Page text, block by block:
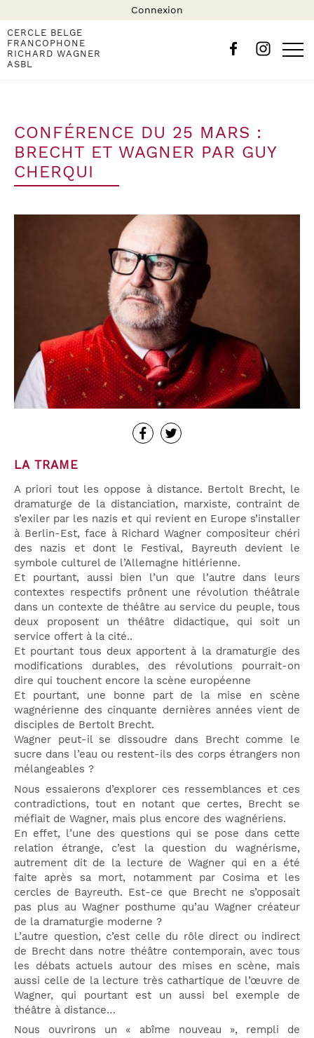
Connexion
CERCLE BELGE
FRANCOPHONE
RICHARD WAGNER
ASBL
CONFÉRENCE DU 25 MARS :
BRECHT ET WAGNER PAR GUY
CHERQUI
LA TRAME
A priori tout les oppose à distance. Bertolt Brecht, le
dramaturge de la distanciation, marxiste, contraint de
s’exiler par les nazis et qui revient en Europe s’installer
à Berlin-Est, face à Richard Wagner compositeur chéri
des nazis et dont le Festival, Bayreuth devient le
symbole culturel de l’Allemagne hitlérienne.
Et pourtant, aussi bien l’un que l’autre dans leurs
contextes respectifs prônent une révolution théâtrale
dans un contexte de théâtre au service du peuple, tous
deux proposent un théâtre didactique, qui soit un
service offert à la cité..
Et pourtant tous deux apportent à la dramaturgie des
modifications durables, des révolutions pourrait-on
dire qui touchent encore la scène européenne
Et pourtant, une bonne part de la mise en scène
wagnérienne des cinquante dernières années vient de
disciples de Bertolt Brecht.
Wagner peut-il se dissoudre dans Brecht comme le
sucre dans l’eau ou restent-ils des corps étrangers non
mélangeables ?
Nous essaierons d’explorer ces ressemblances et ces
contradictions, tout en notant que certes, Brecht se
méfiait de Wagner, mais plus encore des wagnériens.
En effet, l’une des questions qui se pose dans cette
relation étrange, c’est la question du wagnérisme,
autrement dit de la lecture de Wagner qui en a été
faite après sa mort, notamment par Cosima et les
cercles de Bayreuth. Est-ce que Brecht ne s’opposait
pas plus au Wagner posthume qu’au Wagner créateur
de la dramaturgie moderne ?
L’autre question, c’est celle du rôle direct ou indirect
de Brecht dans notre théâtre contemporain, avec tous
les débats actuels autour des mises en scène, mais
aussi celle de la lecture très cathartique de l’œuvre de
Wagner, qui pourtant est un aussi bel exemple de
théâtre à distance…
Nous ouvrirons un « abîme nouveau », rempli de